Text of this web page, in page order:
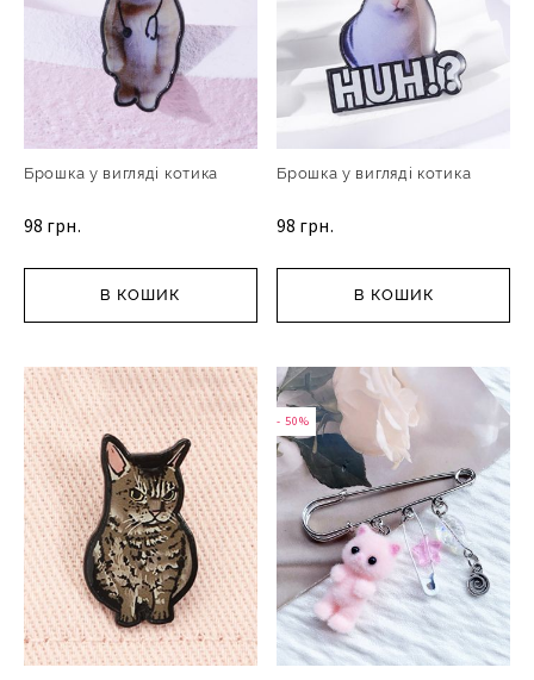
Брошка у вигляді котика
98 грн.
В КОШИК
Брошка у вигляді котика
98 грн.
В КОШИК
- 50%